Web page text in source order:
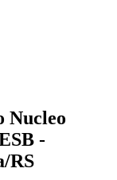
Nucleo
-
RS